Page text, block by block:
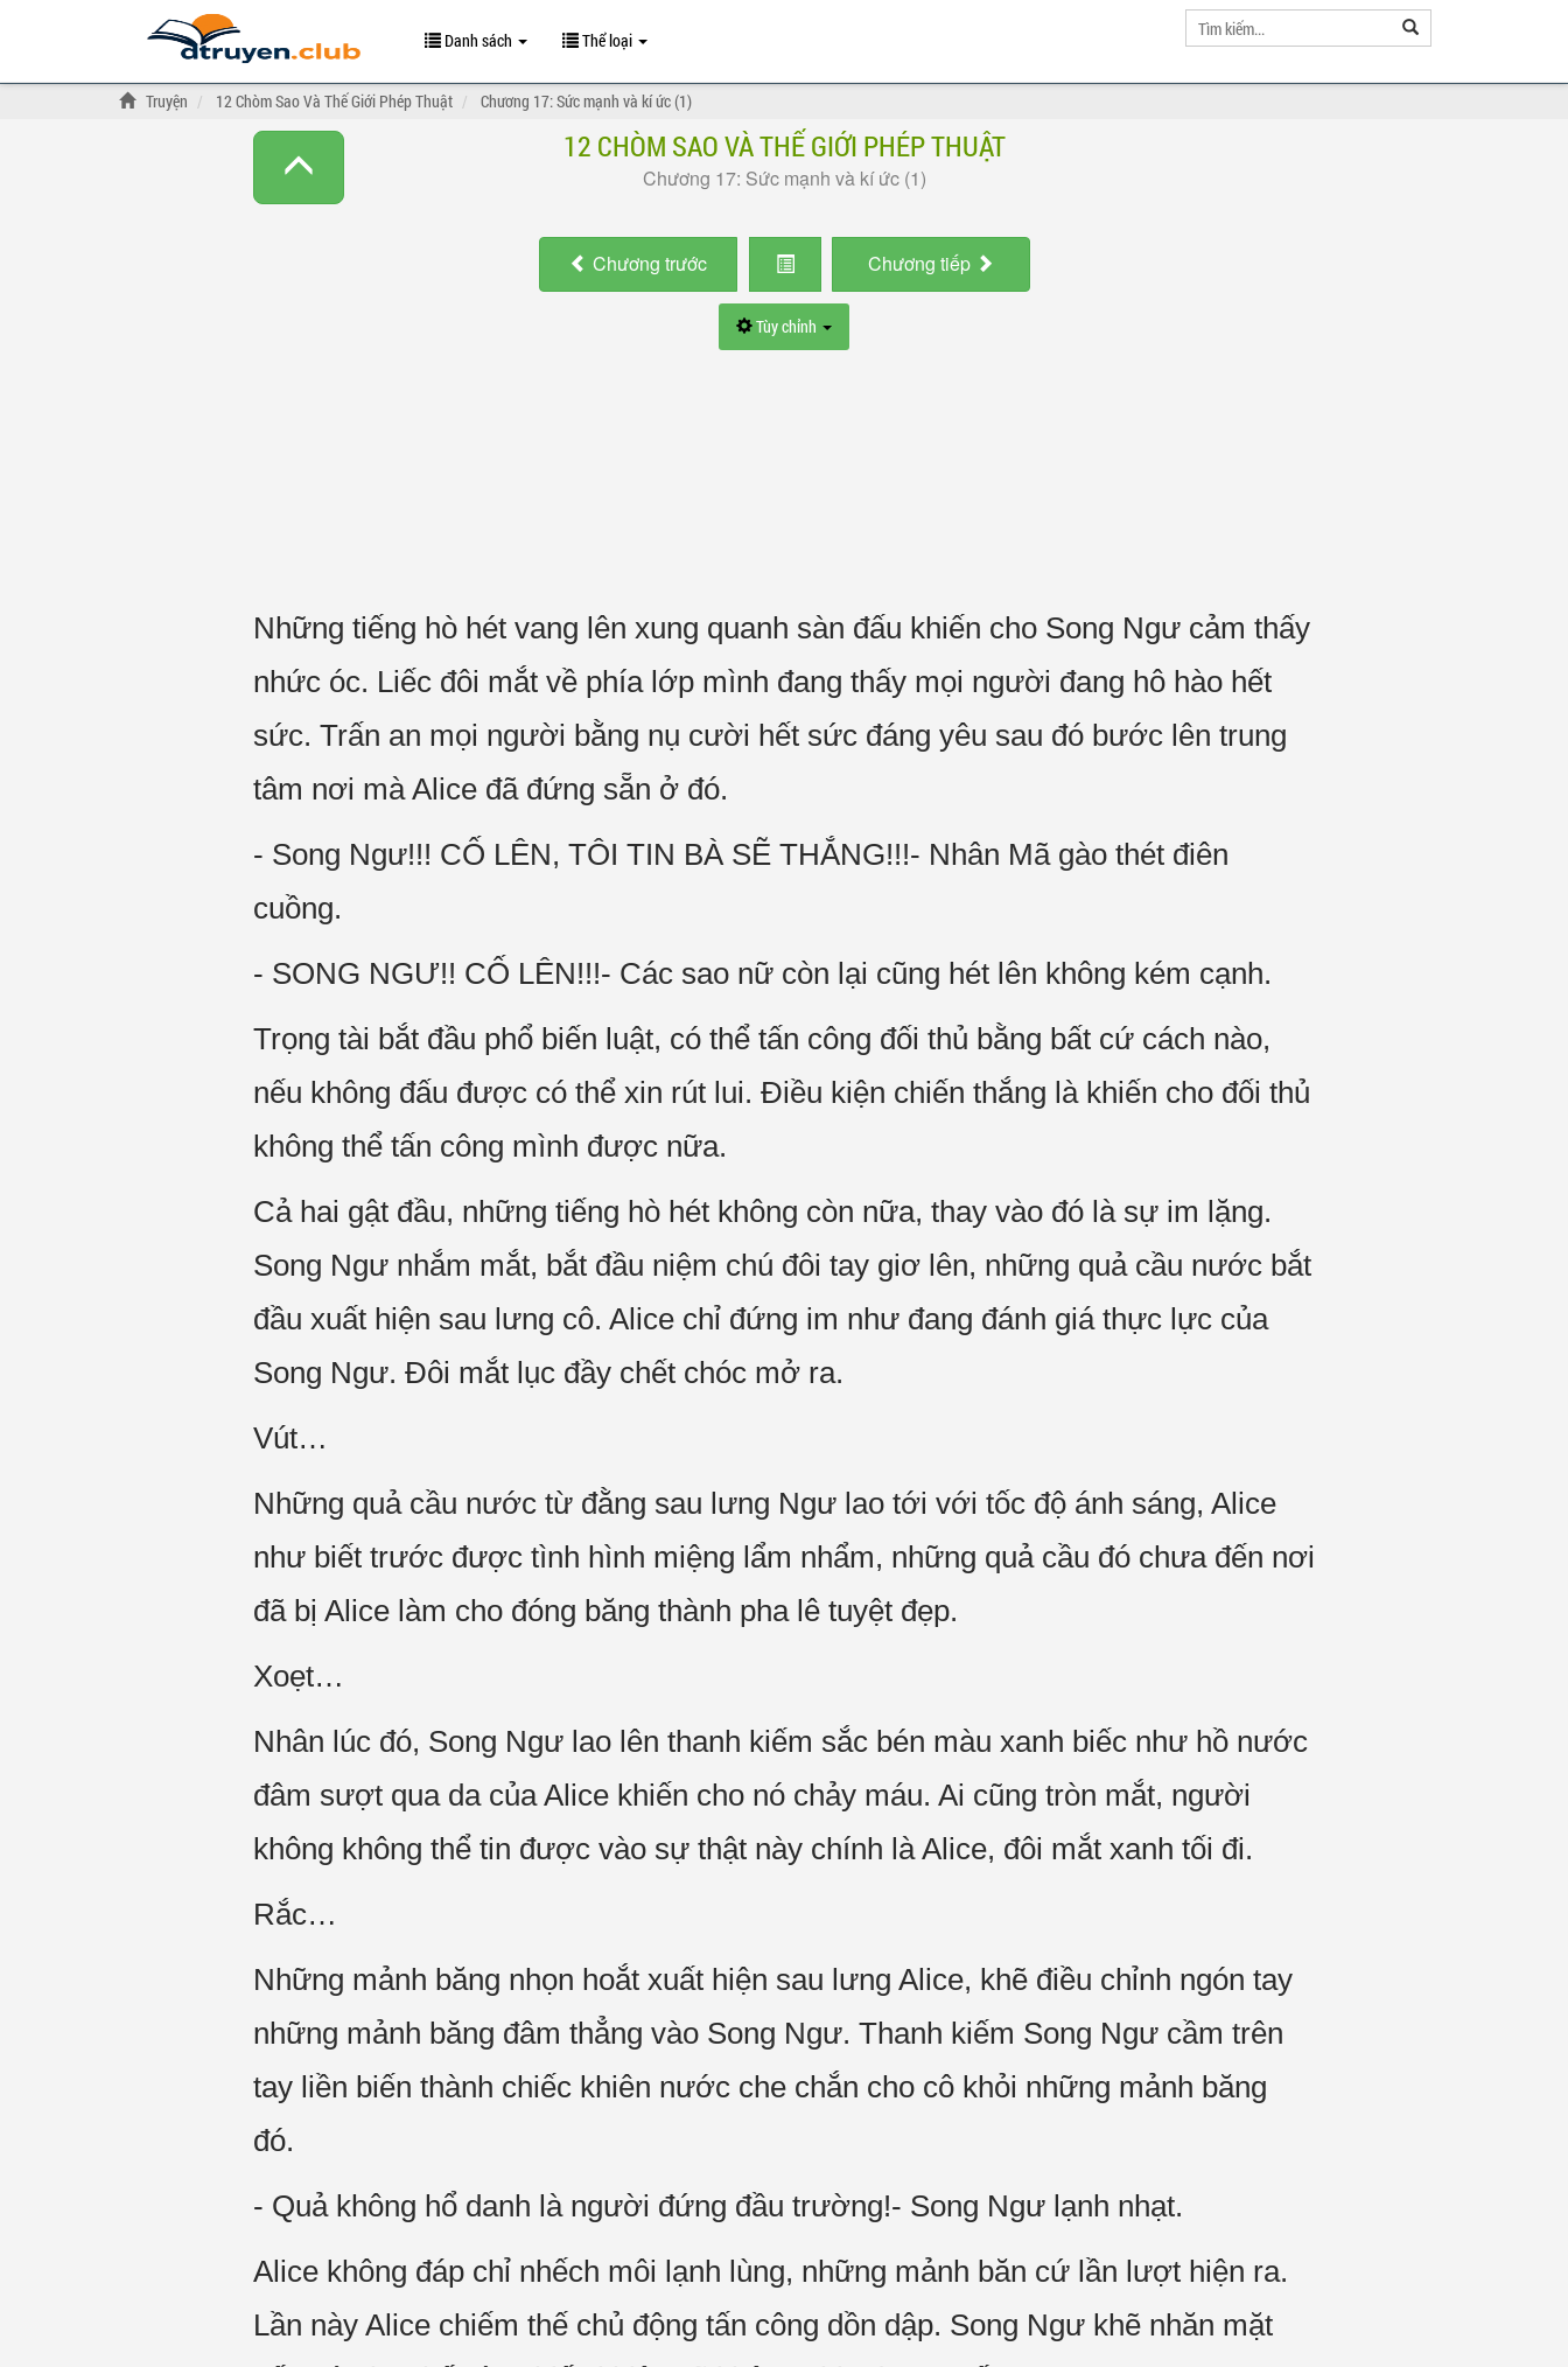
Danh sách Thể loại
Truyện 12 Chòm Sao Và Thế Giới Phép Thuật Chương 17: Sức mạnh và kí ức (1)
12 CHÒM SAO VÀ THẾ GIỚI PHÉP THUẬT
Chương 17: Sức mạnh và kí ức (1)
Chương trước Chương tiếp
Tùy chỉnh
Những tiếng hò hét vang lên xung quanh sàn đấu khiến cho Song Ngư cảm thấy
nhức óc. Liếc đôi mắt về phía lớp mình đang thấy mọi người đang hô hào hết
sức. Trấn an mọi người bằng nụ cười hết sức đáng yêu sau đó bước lên trung
tâm nơi mà Alice đã đứng sẵn ở đó.
- Song Ngư!!! CỐ LÊN, TÔI TIN BÀ SẼ THẮNG!!!- Nhân Mã gào thét điên
cuồng.
- SONG NGƯ!! CỐ LÊN!!!- Các sao nữ còn lại cũng hét lên không kém cạnh.
Trọng tài bắt đầu phổ biến luật, có thể tấn công đối thủ bằng bất cứ cách nào,
nếu không đấu được có thể xin rút lui. Điều kiện chiến thắng là khiến cho đối thủ
không thể tấn công mình được nữa.
Cả hai gật đầu, những tiếng hò hét không còn nữa, thay vào đó là sự im lặng.
Song Ngư nhắm mắt, bắt đầu niệm chú đôi tay giơ lên, những quả cầu nước bắt
đầu xuất hiện sau lưng cô. Alice chỉ đứng im như đang đánh giá thực lực của
Song Ngư. Đôi mắt lục đầy chết chóc mở ra.
Vút…
Những quả cầu nước từ đằng sau lưng Ngư lao tới với tốc độ ánh sáng, Alice
như biết trước được tình hình miệng lẩm nhẩm, những quả cầu đó chưa đến nơi
đã bị Alice làm cho đóng băng thành pha lê tuyệt đẹp.
Xoẹt…
Nhân lúc đó, Song Ngư lao lên thanh kiếm sắc bén màu xanh biếc như hồ nước
đâm sượt qua da của Alice khiến cho nó chảy máu. Ai cũng tròn mắt, người
không không thể tin được vào sự thật này chính là Alice, đôi mắt xanh tối đi.
Rắc…
Những mảnh băng nhọn hoắt xuất hiện sau lưng Alice, khẽ điều chỉnh ngón tay
những mảnh băng đâm thẳng vào Song Ngư. Thanh kiếm Song Ngư cầm trên
tay liền biến thành chiếc khiên nước che chắn cho cô khỏi những mảnh băng
đó.
- Quả không hổ danh là người đứng đầu trường!- Song Ngư lạnh nhạt.
Alice không đáp chỉ nhếch môi lạnh lùng, những mảnh băn cứ lần lượt hiện ra.
Lần này Alice chiếm thế chủ động tấn công dồn dập. Song Ngư khẽ nhăn mặt